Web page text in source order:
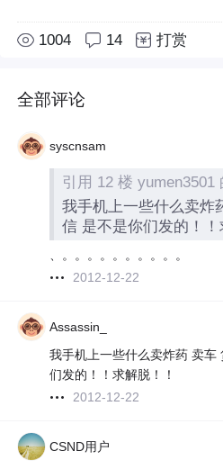
1004 14 打赏
全部评论
syscnsam
引用 12 楼 yumen3501
我手机上一些什么卖炸
信 是不是你们发的！！
、。。。。。。。。。。
2012-12-22
Assassin_
我手机上一些什么卖炸药 卖车
们发的！！求解脱！！
2012-12-22
CSND用户